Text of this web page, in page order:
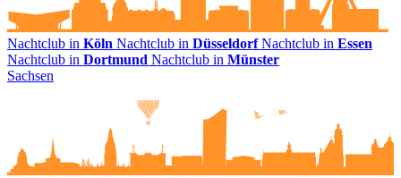
Nachtclub in Köln Nachtclub in Düsseldorf Nachtclub in Essen
Nachtclub in Dortmund Nachtclub in Münster
Sachsen